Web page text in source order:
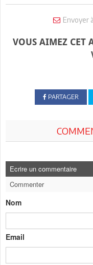
Envoyer
VOUS AIMEZ CET
PARTAGER
Ecrire un commentaire
Commenter
Nom
Email